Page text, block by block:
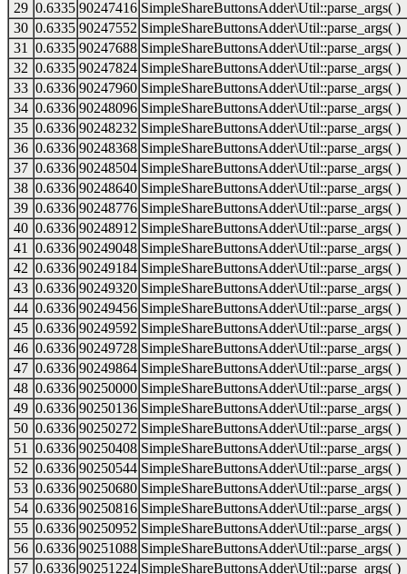
29 0.6335 90247416 SimpleShareButtonsAdder\Util::parse_args( )
30 0.6335 90247552 SimpleShareButtonsAdder\Util::parse_args( )
31
0.6335 90247688 SimpleShareButtonsAdder\Util::parse_args( )
32 0.6335 90247824 SimpleShareButtonsAdder\Util::parse_args( )
33 0.6336 90247960 SimpleShareButtonsAdder\Util::parse_args( )
34 0.6336 90248096 SimpleShareButtonsAdder\Util::parse_args( )
35 0.6336 90248232 SimpleShareButtonsAdder\Util::parse_args( )
36 0.6336 90248368 SimpleShareButtonsAdder\Util::parse_args( )
37 0.6336 90248504 SimpleShareButtonsAdder\Util::parse_args( )
38 0.6336 90248640 SimpleShareButtonsAdder\Util::parse_args( )
39 0.6336 90248776 SimpleShareButtonsAdder\Util::parse_args( )
40 0.6336 90248912 SimpleShareButtonsAdder\Util::parse_args( )
41
0.6336 90249048 SimpleShareButtonsAdder\Util::parse_args( )
42 0.6336 90249184 SimpleShareButtonsAdder\Util::parse_args( )
43 0.6336 90249320 SimpleShareButtonsAdder\Util::parse_args( )
44 0.6336 90249456 SimpleShareButtonsAdder\Util::parse_args( )
45 0.6336 90249592 SimpleShareButtonsAdder\Util::parse_args( )
46 0.6336 90249728 SimpleShareButtonsAdder\Util::parse_args( )
47 0.6336 90249864 SimpleShareButtonsAdder\Util::parse_args( )
48 0.6336 90250000 SimpleShareButtonsAdder\Util::parse_args( )
49 0.6336 90250136 SimpleShareButtonsAdder\Util::parse_args( )
50 0.6336 90250272 SimpleShareButtonsAdder\Util::parse_args( )
51
0.6336 90250408 SimpleShareButtonsAdder\Util::parse_args( )
52 0.6336 90250544 SimpleShareButtonsAdder\Util::parse_args( )
53 0.6336 90250680 SimpleShareButtonsAdder\Util::parse_args( )
54 0.6336 90250816 SimpleShareButtonsAdder\Util::parse_args( )
55 0.6336 90250952 SimpleShareButtonsAdder\Util::parse_args( )
56 0.6336 90251088 SimpleShareButtonsAdder\Util::parse_args( )
57 0.6336 90251224 SimpleShareButtonsAdder\Util::parse_args( )